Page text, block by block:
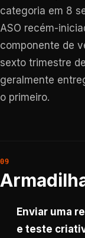
categoria em 8
ASO recém-
componente de
sexto trimestre
geralmente
o primeiro.
Enviar uma
e teste